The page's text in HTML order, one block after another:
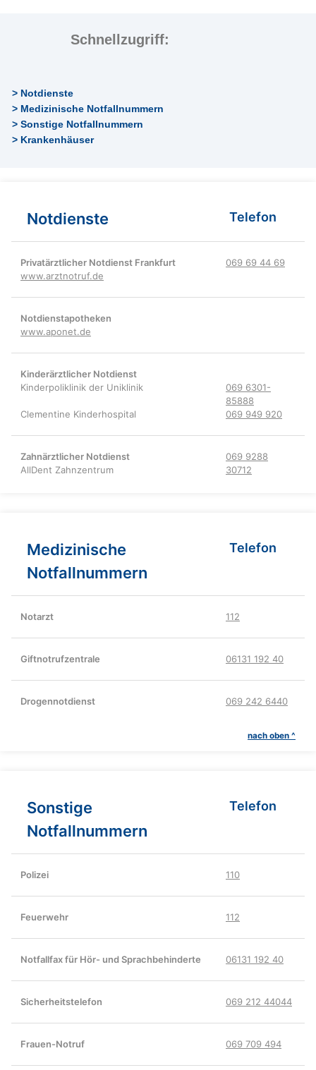
Schnellzugriff:
> Notdienste
> Medizinische Notfallnummern
> Sonstige Notfallnummern
> Krankenhäuser
Notdienste Telefon
Privatärztlicher Notdienst Frankfurt
www.arztnotruf.de
069 69 44 69
Notdienstapotheken
www.aponet.de
Kinderärztlicher Notdienst
Kinderpoliklinik der Uniklinik
069 6301-
85888
Clementine Kinderhospital
069 949 920
Zahnärztlicher Notdienst
AllDent Zahnzentrum
069 9288
30712
Medizinische
Notfallnummern
Telefon
Notarzt 112
Giftnotrufzentrale 06131 192 40
Drogennotdienst 069 242 6440
nach oben ^
Sonstige
Notfallnummern
Telefon
Polizei 110
Feuerwehr 112
Notfallfax für Hör- und Sprachbehinderte 06131 192 40
Sicherheitstelefon 069 212 44044
Frauen-Notruf 069 709 494